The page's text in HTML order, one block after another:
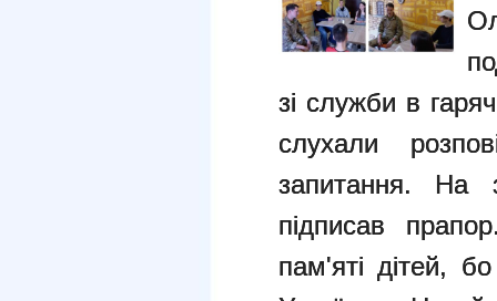
зі служби в
слухали
запитання. На
підписав
пам'яті дітей,